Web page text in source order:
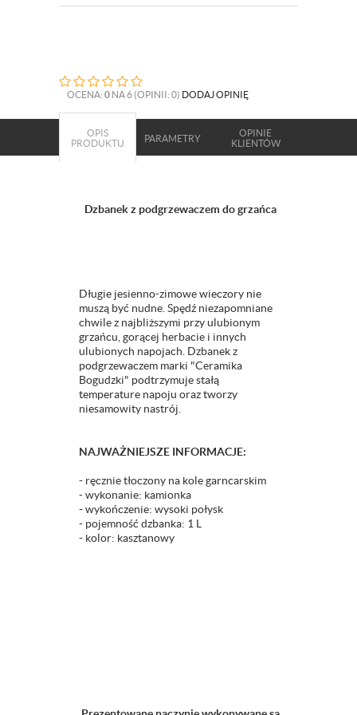
OCENA: 0 NA 6 (OPINII: 0) DODAJ OPINIĘ
OPIS
PRODUKTU
PARAMETRY
OPINIE
KLIENTÓW
Dzbanek z podgrzewaczem do grzańca
Długie jesienno-zimowe wieczory nie
muszą być nudne. Spędź niezapomniane
chwile z najbliższymi przy ulubionym
grzańcu, gorącej herbacie i innych
ulubionych napojach. Dzbanek z
podgrzewaczem marki "Ceramika
Bogudzki" podtrzymuje stałą
temperature napoju oraz tworzy
niesamowity nastrój.
NAJWAŻNIEJSZE INFORMACJE:
- ręcznie tłoczony na kole garncarskim
- wykonanie: kamionka
- wykończenie: wysoki połysk
- pojemność dzbanka: 1 L
- kolor: kasztanowy